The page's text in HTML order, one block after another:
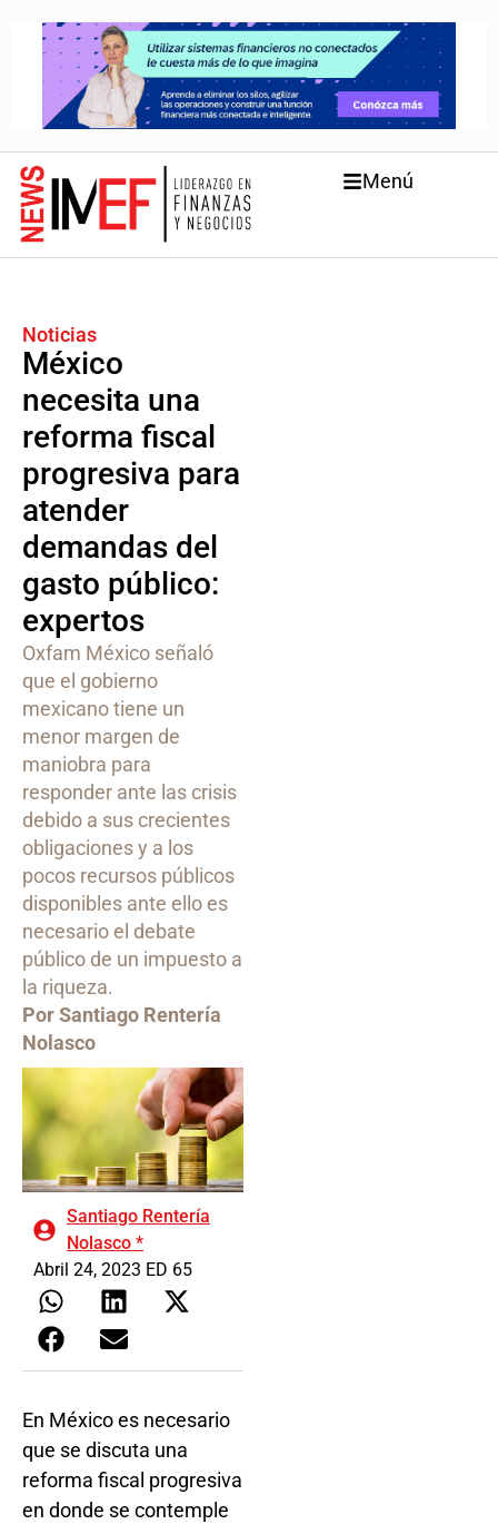
Menú
Noticias
México
necesita una
reforma fiscal
progresiva para
atender
demandas del
gasto público:
expertos
Oxfam México señaló
que el gobierno
mexicano tiene un
menor margen de
maniobra para
responder ante las crisis
debido a sus crecientes
obligaciones y a los
pocos recursos públicos
disponibles ante ello es
necesario el debate
público de un impuesto a
la riqueza.
Por Santiago Rentería
Nolasco
Santiago Rentería
Nolasco *
Abril 24, 2023 ED 65
En México es necesario
que se discuta una
reforma fiscal progresiva
en donde se contemple